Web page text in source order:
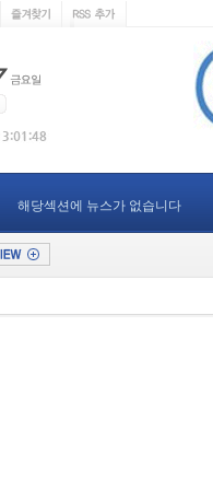
해당섹션에 뉴스가 없습니다